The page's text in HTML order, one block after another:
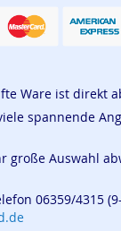
Ware ist direkt
spannende
große Auswahl
06359/4315